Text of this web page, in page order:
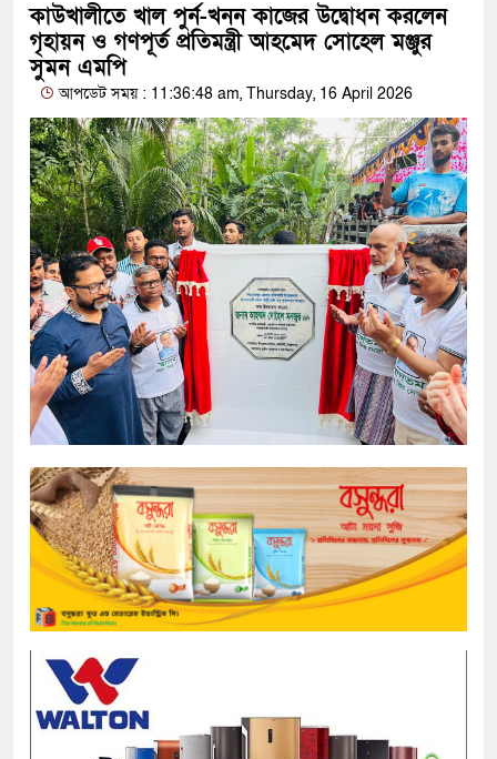
কাউখালীতে খাল পুর্ন-খনন কাজের উদ্বোধন করলেন
গৃহায়ন ও গণপূর্ত প্রতিমন্ত্রী আহমেদ সোহেল মঞ্জুর
সুমন এমপি
আপডেট সময় : 11:36:48 am, Thursday, 16 April 2026